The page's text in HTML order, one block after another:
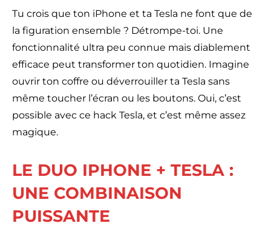
Tu crois que ton iPhone et ta Tesla ne font que de
la figuration ensemble ? Détrompe-toi. Une
fonctionnalité ultra peu connue mais diablement
efficace peut transformer ton quotidien. Imagine
ouvrir ton coffre ou déverrouiller ta Tesla sans
même toucher l’écran ou les boutons. Oui, c’est
possible avec ce hack Tesla, et c’est même assez
magique.
LE DUO IPHONE + TESLA :
UNE COMBINAISON
PUISSANTE